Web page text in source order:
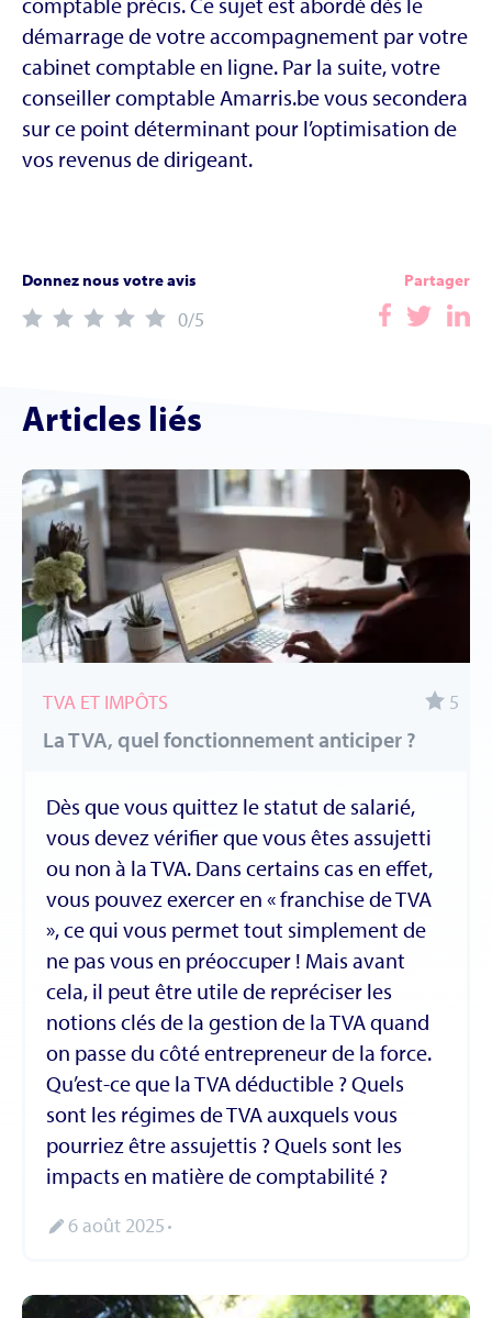
démarrage de votre accompagnement par votre
cabinet comptable en ligne. Par la suite, votre
conseiller comptable Amarris.be vous secondera
sur ce point déterminant pour l’optimisation de
vos revenus de dirigeant.
Donnez nous votre avis
0/5
Partager
Articles liés
TVA ET IMPÔTS 5
La TVA, quel fonctionnement anticiper ?
Dès que vous quittez le statut de salarié,
vous devez vérifier que vous êtes assujetti
ou non à la TVA. Dans certains cas en effet,
vous pouvez exercer en « franchise de TVA
», ce qui vous permet tout simplement de
ne pas vous en préoccuper ! Mais avant
cela, il peut être utile de repréciser les
notions clés de la gestion de la TVA quand
on passe du côté entrepreneur de la force.
Qu’est-ce que la TVA déductible ? Quels
sont les régimes de TVA auxquels vous
pourriez être assujettis ? Quels sont les
impacts en matière de comptabilité ?
6 août 2025